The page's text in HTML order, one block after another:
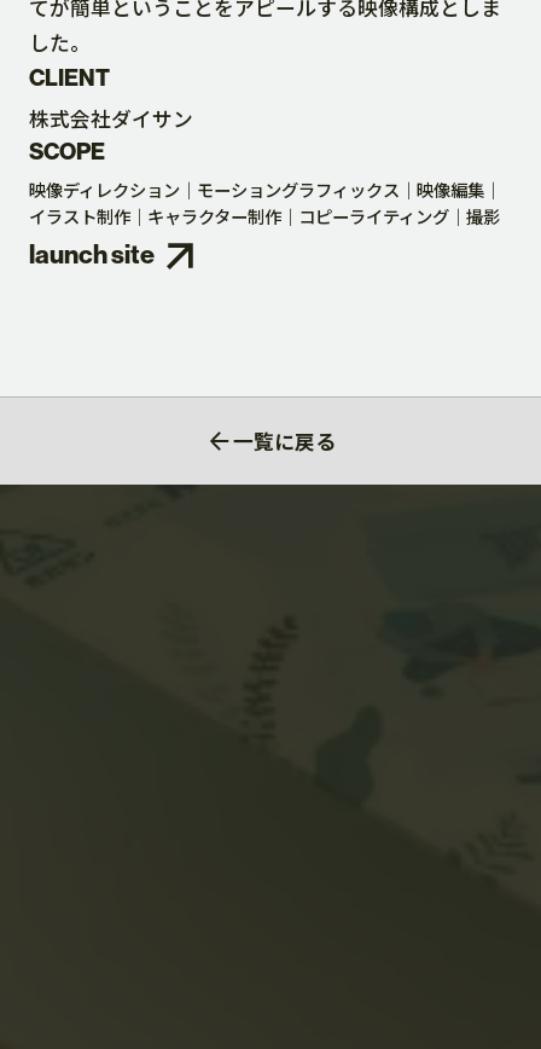
てが簡単ということをアピールする映像構成としま
した。
CLIENT
株式会社ダイサン
SCOPE
映像ディレクション モーショングラフィックス
映像編集
イラスト制作
キャラクター制作 コピーライティング 撮影
launch site
一覧に戻る